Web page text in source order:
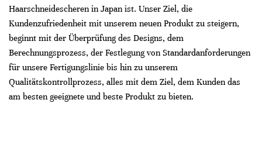
Haarschneidescheren in Japan ist. Unser Ziel, die
Kundenzufriedenheit mit unserem neuen Produkt zu steigern,
beginnt mit der Überprüfung des Designs, dem
Berechnungsprozess, der Festlegung von Standardanforderungen
für unsere Fertigungslinie bis hin zu unserem
Qualitätskontrollprozess, alles mit dem Ziel, dem Kunden das
am besten geeignete und beste Produkt zu bieten.